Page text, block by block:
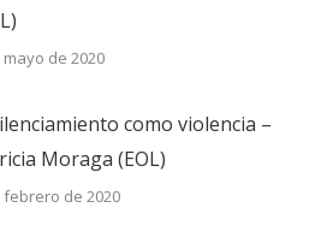
mayo de 2020
como violencia –
Moraga (EOL)
febrero de 2020